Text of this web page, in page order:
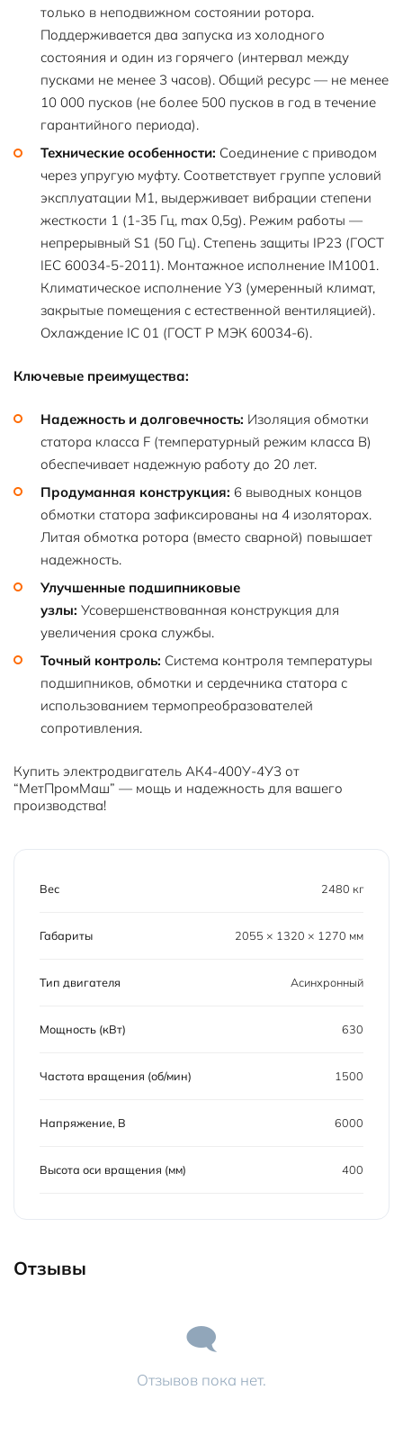
только в неподвижном состоянии ротора.
Поддерживается два запуска из холодного
состояния и один из горячего (интервал между
пусками не менее 3 часов). Общий ресурс — не менее
10 000 пусков (не более 500 пусков в год в течение
гарантийного периода).
Технические особенности: Соединение с приводом
через упругую муфту. Соответствует группе условий
эксплуатации М1, выдерживает вибрации степени
жесткости 1 (1-35 Гц, max 0,5g). Режим работы —
непрерывный S1 (50 Гц). Степень защиты IP23 (ГОСТ
IEC 60034-5-2011). Монтажное исполнение IM1001.
Климатическое исполнение У3 (умеренный климат,
закрытые помещения с естественной вентиляцией).
Охлаждение IC 01 (ГОСТ Р МЭК 60034-6).
Ключевые преимущества:
Надежность и долговечность: Изоляция обмотки
статора класса F (температурный режим класса B)
обеспечивает надежную работу до 20 лет.
Продуманная конструкция: 6 выводных концов
обмотки статора зафиксированы на 4 изоляторах.
Литая обмотка ротора (вместо сварной) повышает
надежность.
Улучшенные подшипниковые
узлы: Усовершенствованная конструкция для
увеличения срока службы.
Точный контроль: Система контроля температуры
подшипников, обмотки и сердечника статора с
использованием термопреобразователей
сопротивления.
Купить электродвигатель АК4-400У-4У3 от
“МетПромМаш” — мощь и надежность для вашего
производства!
Вес 2480 кг
Габариты 2055 × 1320 × 1270 мм
Тип двигателя Асинхронный
Мощность (кВт) 630
Частота вращения (об/мин) 1500
Напряжение, В 6000
Высота оси вращения (мм) 400
Отзывы
Отзывов пока нет.